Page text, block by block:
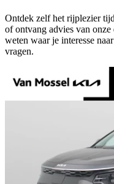
Ontdek zelf het rijplezier
of ontvang advies van
weten waar je interesse
vragen.